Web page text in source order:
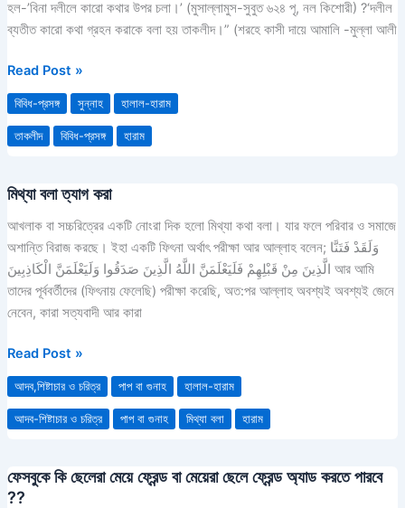
হল-’বিনা দলীলে কারো কথার উপর চলা।’ (মুসাল্লামুস-সুবুত ৬২৪ পৃ, নল কিশোরী) ?‘দলীল
ব্যতীত কারো কথা গ্রহন করাকে বলা হয় তাকলীদ।” (শরহে কাসী দায়ে আমালি -মুল্লা আলী
ব্যতিত
অন্য
কারো
করা
হারাম
Read Post »
বিবিধ-প্রসঙ্গ সুন্নাহ হালাল-হারাম
তাকলীদ বিবিধ-প্রসঙ্গ হারাম
মিথ্যা বলা ত্যাগ করা
আখলাক বা সচ্চরিত্রের একটি নোংরা দিক হলো মিথ্যা কথা বলা। যার ফলে পরিবার ও সমাজে
অশান্তি বিরাজ করছে। ইহা একটি ফিৎনা অর্থাৎ পরীক্ষা আর আল্লাহ বলেন; وَلَقَدْ فَتَنَّا
الَّذِينَ مِنْ قَبْلِهِمْ فَلَيَعْلَمَنَّ اللَّهُ الَّذِينَ صَدَقُوا وَلَيَعْلَمَنَّ الْكَاذِبِينَ আর আমি
তাদের পূর্ববর্তীদের (ফিৎনায় ফেলেছি) পরীক্ষা করেছি, অত:পর আল্লাহ অবশ্যই অবশ্যই জেনে
নেবেন, কারা সত্যবাদী আর কারা
মিথ্যা
Read Post »
আদব,শিষ্টাচার ও চরিত্র পাপ বা গুনাহ হালাল-হারাম
আদব-শিষ্টাচার ও চরিত্র পাপ বা গুনাহ মিথ্যা বলা হারাম
ফেসবুকে কি ছেলেরা মেয়ে ফ্রেন্ড বা মেয়েরা ছেলে ফ্রেন্ড অ্যাড করতে পারবে
??
ফেসবুকে
কি